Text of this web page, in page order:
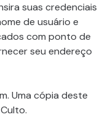
suas credenciais
de usuário e
com ponto de
seu endereço
Uma cópia deste